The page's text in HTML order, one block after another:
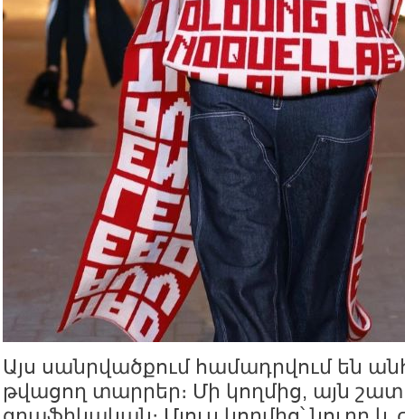
Այս սանրվածքում համադրվում են
թվացող տարրեր։ Մի կողմից, այն